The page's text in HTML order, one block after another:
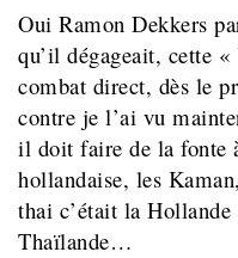
Oui Ramon Dekkers
qu’il dégageait, cette
combat direct, dès le
contre je l’ai vu
il doit faire de la fonte
hollandaise, les
thai c’était la
Thaïlande…